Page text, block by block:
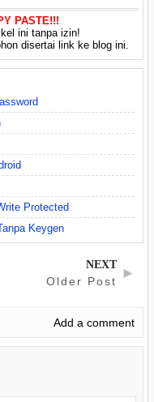
PASTE!!!
ini tanpa izin!
disertai link ke blog ini.
Protected
Keygen
►
NEXT
Older Post
Add a comment